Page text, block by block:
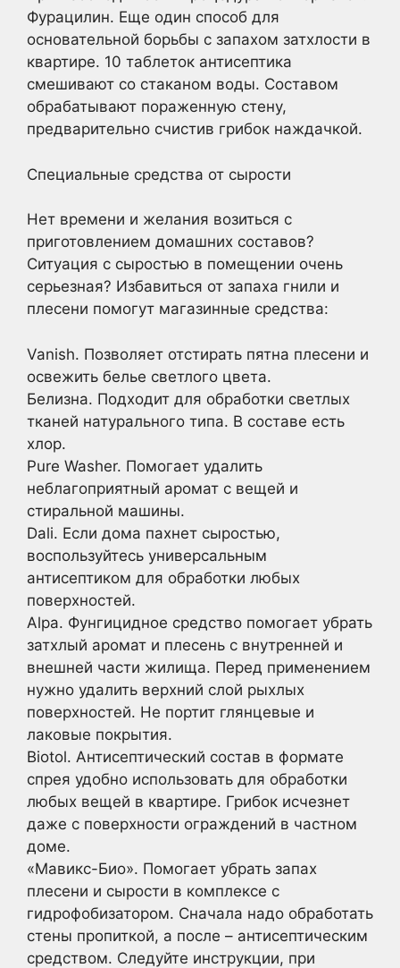
Фурацилин. Еще один способ для
основательной борьбы с запахом затхлости в
квартире. 10 таблеток антисептика
смешивают со стаканом воды. Составом
обрабатывают пораженную стену,
предварительно счистив грибок наждачкой.
Специальные средства от сырости
Нет времени и желания возиться с
приготовлением домашних составов?
Ситуация с сыростью в помещении очень
серьезная? Избавиться от запаха гнили и
плесени помогут магазинные средства:
Vanish. Позволяет отстирать пятна плесени и
освежить белье светлого цвета.
Белизна. Подходит для обработки светлых
тканей натурального типа. В составе есть
хлор.
Pure Washer. Помогает удалить
неблагоприятный аромат с вещей и
стиральной машины.
Dali. Если дома пахнет сыростью,
воспользуйтесь универсальным
антисептиком для обработки любых
поверхностей.
Alpa. Фунгицидное средство помогает убрать
затхлый аромат и плесень с внутренней и
внешней части жилища. Перед применением
нужно удалить верхний слой рыхлых
поверхностей. Не портит глянцевые и
лаковые покрытия.
Biotol. Антисептический состав в формате
спрея удобно использовать для обработки
любых вещей в квартире. Грибок исчезнет
даже с поверхности ограждений в частном
доме.
«Мавикс-Био». Помогает убрать запах
плесени и сырости в комплексе с
гидрофобизатором. Сначала надо обработать
стены пропиткой, а после – антисептическим
средством. Следуйте инструкции, при